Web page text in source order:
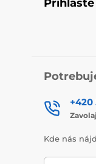
+420
Kde nás